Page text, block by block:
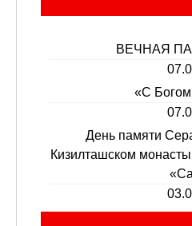
ВЕЧНАЯ
«С Богом
День памяти
Кизилташском